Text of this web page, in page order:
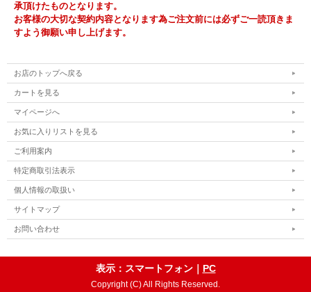
承頂けたものとなります。
お客様の大切な契約内容となります為ご注文前には必ずご一読頂きま
すよう御願い申し上げます。
お店のトップへ戻る
カートを見る
マイページへ
お気に入りリストを見る
ご利用案内
特定商取引法表示
個人情報の取扱い
サイトマップ
お問い合わせ
表示：スマートフォン｜ PC
Copyright (C) All Rights Reserved.